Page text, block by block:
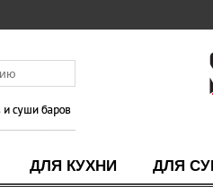
ДЛЯ КУХНИ ДЛЯ